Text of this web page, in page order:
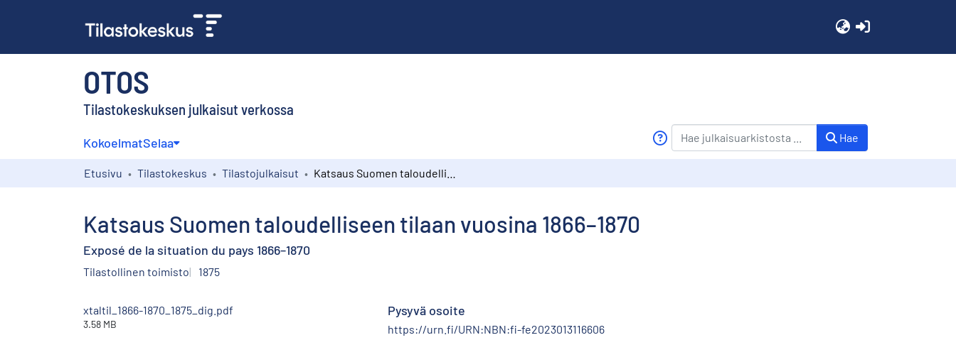
OTOS
Tilastokeskuksen julkaisut verkossa
KokoelmatSelaa Hae
Etusivu Tilastokeskus Tilastojulkaisut
Katsaus Suomen taloudelliseen tilaan vuosina 1866–1870
Exposé de la situation du pays 1866–1870
Tilastollinen toimisto 1875
xtaltil_1866-1870_1875_dig.pdf
3.58 MB
Pysyvä osoite
https://urn.fi/URN:NBN:fi-fe2023013116606